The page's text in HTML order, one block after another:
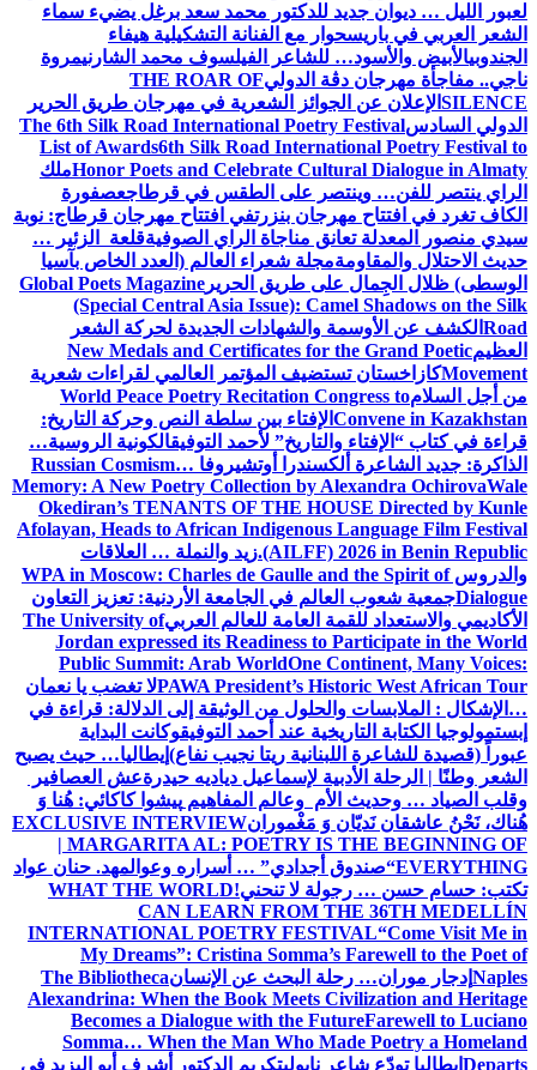
لعبور الليل … ديوان جديد للدكتور محمد سعد برغل يضيء سماء
الشعر العربي في باريسحوار مع الفنانة التشكيلية هيفاء
الجندوبيالأبيض والأسود… للشاعر الفيلسوف محمد الشارنيمروة
ناجي.. مفاجأة مهرجان دڨة الدوليTHE ROAR OF
SILENCE الإعلان عن الجوائز الشعرية في مهرجان طريق الحرير
الدولي السادسThe 6th Silk Road International Poetry Festival
List of Awards6th Silk Road International Poetry Festival to
Honor Poets and Celebrate Cultural Dialogue in Almatyملك
الراي ينتصر للفن… وينتصر على الطقس في قرطاجعصفورة
الكاف تغرد في افتتاح مهرجان بنزرتفي افتتاح مهرجان قرطاج: نوبة
سيدي منصور المعدلة تعانق مناجاة الراي الصوفيةقلعة الزئير …
حديث الاحتلال والمقاومةمجلة شعراء العالم (العدد الخاص بآسيا
الوسطى) ظلال الجِمال على طريق الحرير Global Poets Magazine
(Special Central Asia Issue): Camel Shadows on the Silk
Road الكشف عن الأوسمة والشهادات الجديدة لحركة الشعر
العظيمNew Medals and Certificates for the Grand Poetic
Movementكازاخستان تستضيف المؤتمر العالمي لقراءات شعرية
من أجل السلامWorld Peace Poetry Recitation Congress to
Convene in Kazakhstan الإفتاء بين سلطة النص وحركة التاريخ:
قراءة في كتاب “الإفتاء والتاريخ” لأحمد التوفيقالكونية الروسية…
الذاكرة: جديد الشاعرة ألكسندرا أوتشيروفا Russian Cosmism…
Memory: A New Poetry Collection by Alexandra OchirovaWale
Okediran’s TENANTS OF THE HOUSE Directed by Kunle
Afolayan, Heads to African Indigenous Language Film Festival
(AILFF) 2026 in Benin Republic. زيد والنملة … العلاقات
والدروسWPA in Moscow: Charles de Gaulle and the Spirit of
Dialogueجمعية شعوب العالم في الجامعة الأردنية: تعزيز التعاون
الأكاديمي والاستعداد للقمة العامة للعالم العربيThe University of
Jordan expressed its Readiness to Participate in the World
Public Summit: Arab WorldOne Continent, Many Voices:
PAWA President’s Historic West African Tourلا تغضب يا نعمان
…الإشكال : الملابسات والحلول من الوثيقة إلى الدلالة: قراءة في
إبستمولوجيا الكتابة التاريخية عند أحمد التوفيقوكانت البداية
عبوراً (قصيدة للشاعرة اللبنانية ريتا نجيب نفاع) إيطاليا… حيث يصبح
الشعر وطنًا | الرحلة الأدبية لإسماعيل دياديه حيدرةعش العصافير
وقلب الصياد … وحديث الأم وعالم المفاهيم پیشوا کاکائي: هُنا وَ
هُناك، نَحْنُ عاشقان نَديّان وَ مَغْمورانEXCLUSIVE INTERVIEW
| MARGARITA AL: POETRY IS THE BEGINNING OF
EVERYTHING“صندوق أجدادي” … أسراره وعوالمهد. حنان عواد
تكتب: حسام حسن … رجولة لا تنحني!WHAT THE WORLD
CAN LEARN FROM THE 36TH MEDELLÍN
INTERNATIONAL POETRY FESTIVAL“Come Visit Me in
My Dreams”: Cristina Somma’s Farewell to the Poet of
Naples إدجار موران… رحلة البحث عن الإنسانThe Bibliotheca
Alexandrina: When the Book Meets Civilization and Heritage
Becomes a Dialogue with the FutureFarewell to Luciano
Somma… When the Man Who Made Poetry a Homeland
Departs إيطاليا تودّع شاعر نابوليتكريم الدكتور أشرف أبو اليزيد في